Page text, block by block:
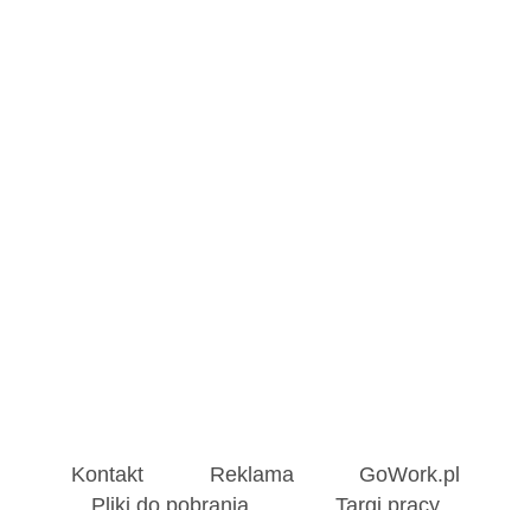
Kontakt Reklama
GoWork.pl